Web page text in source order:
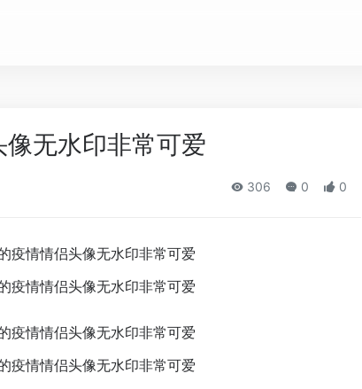
无水印非常可爱
306 0 0